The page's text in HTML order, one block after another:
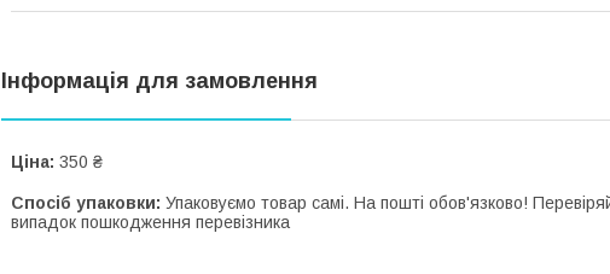
Інформація для замовлення
Ціна: 350 ₴
Спосіб упаковки: Упаковуємо товар самі. На пошті обов'язково!
випадок пошкодження перевізника